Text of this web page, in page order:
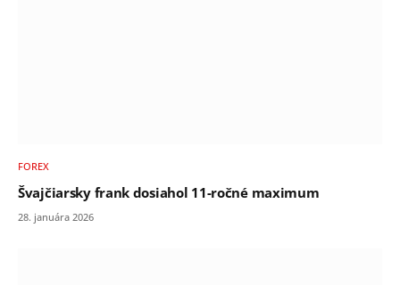
FOREX
Švajčiarsky frank dosiahol 11-ročné maximum
28. januára 2026